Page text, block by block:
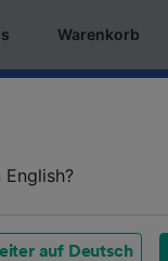
Warenkorb
auf Deutsch